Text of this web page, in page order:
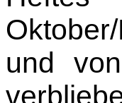
und